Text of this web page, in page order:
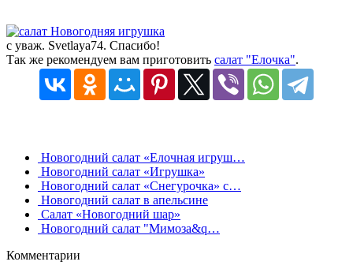
с уваж. Svetlaya74. Спасибо!
Так же рекомендуем вам приготовить салат "Елочка".
Новогодний салат «Елочная игруш…
Новогодний салат «Игрушка»
Новогодний салат «Снегурочка» с…
Новогодний салат в апельсине
Салат «Новогодний шар»
Новогодний салат "Мимоза&q…
Комментарии